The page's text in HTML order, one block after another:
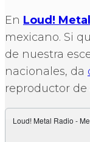
En Loud!
mexicano. Si
de nuestra
nacionales, da
reproductor de